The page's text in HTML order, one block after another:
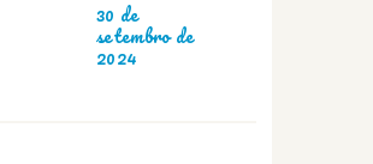
30 de
setembro de
2024